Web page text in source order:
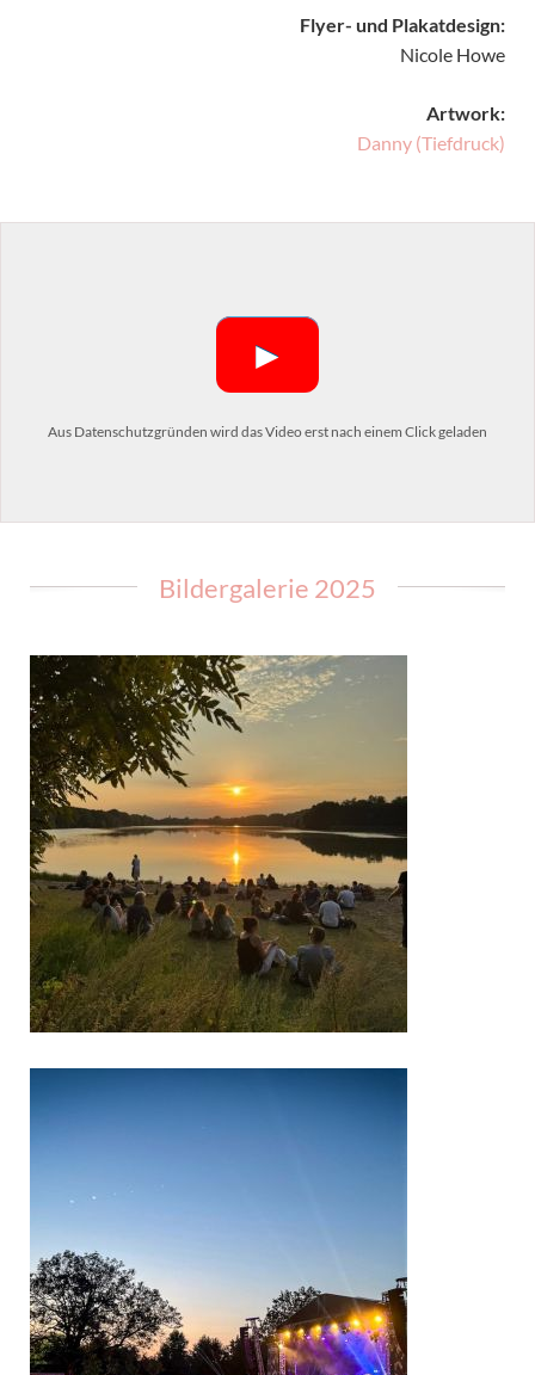
Flyer- und Plakatdesign:
Nicole Howe
Artwork:
Danny (Tiefdruck)
►
Aus Datenschutzgründen wird das Video erst nach einem Click geladen
Bildergalerie 2025